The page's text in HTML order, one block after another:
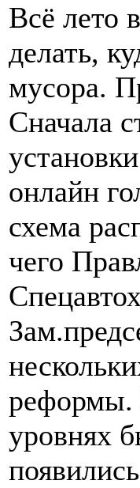
Всё лето
делать,
мусора.
Сначала
онлайн
схема
чего
реформы.
уровнях